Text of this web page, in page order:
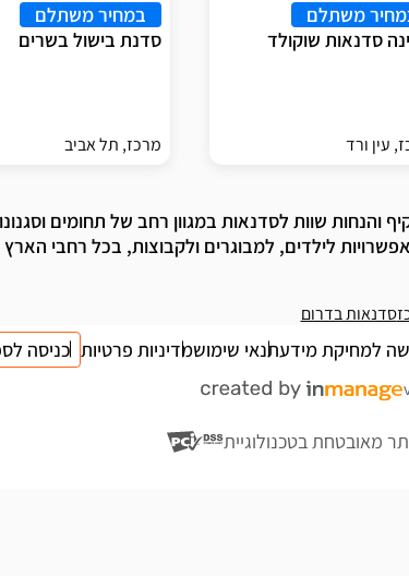
משתלם
סדנאות שוקולד
עין ורד
במחיר משתלם
סדנת בישול בשרים
מרכז, תל אביב
שוות לסדנאות במגוון רחב של תחומים
לילדים, למבוגרים ולקבוצות, בכל רחבי הארץ
סדנאות בדרום
למחיקת מידעתנאי שימושמדיניות פרטיות כניסה
מאובטחת בטכנולוגיית